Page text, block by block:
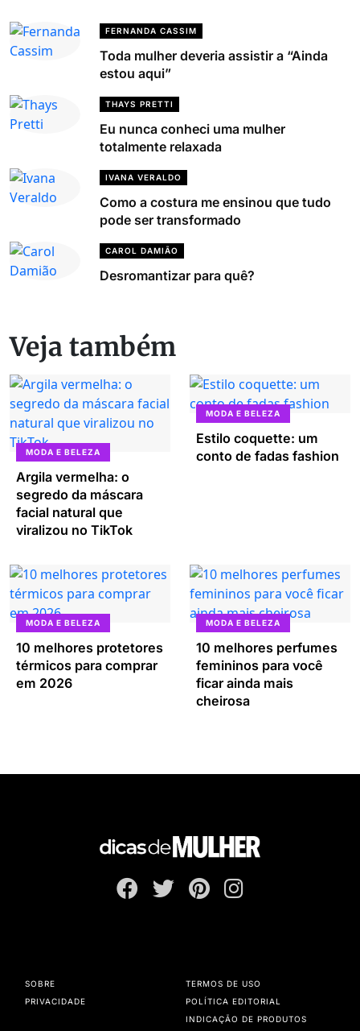
FERNANDA CASSIM
Toda mulher deveria assistir a “Ainda
estou aqui”
THAYS PRETTI
Eu nunca conheci uma mulher
totalmente relaxada
IVANA VERALDO
Como a costura me ensinou que tudo
pode ser transformado
CAROL DAMIÃO
Desromantizar para quê?
Veja também
MODA E BELEZA
Argila vermelha: o
segredo da máscara
facial natural que
viralizou no TikTok
MODA E BELEZA
Estilo coquette: um
conto de fadas fashion
MODA E BELEZA
10 melhores protetores
térmicos para comprar
em 2026
MODA E BELEZA
10 melhores perfumes
femininos para você
ficar ainda mais
cheirosa
SOBRE
PRIVACIDADE
TERMOS DE USO
POLÍTICA EDITORIAL
INDICAÇÃO DE PRODUTOS